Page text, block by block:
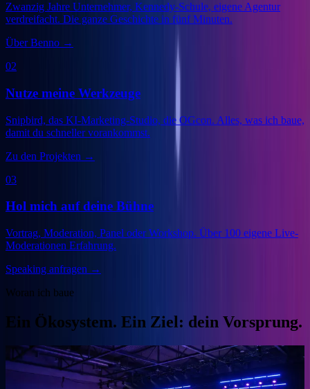
Zwanzig Jahre Unternehmer, Kennedy-Schule, eigene Agentur
verdreifacht. Die ganze Geschichte in fünf Minuten.
Über Benno →
02
Nutze meine Werkzeuge
Snipbird, das KI-Marketing-Studio, die OGcon. Alles, was ich baue,
damit du schneller vorankommst.
Zu den Projekten →
03
Hol mich auf deine Bühne
Vortrag, Moderation, Panel oder Workshop. Über 100 eigene Live-
Moderationen Erfahrung.
Speaking anfragen →
Woran ich baue
Ein Ökosystem. Ein Ziel: dein Vorsprung.
Veranstalter
OGcon